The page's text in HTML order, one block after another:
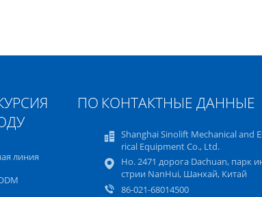
ПО
линия
КОНТАКТНЫЕ ДАННЫЕ
Shanghai Sinolift Mechanical and
rical Equipment Co., Ltd.
Но. 2471 дорога Dachuan, парк
стрии NanHui, Шанхай, Китай
86-021-68014500